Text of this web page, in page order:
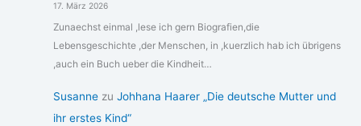
17. März 2026
Zunaechst einmal ,lese ich gern Biografien,die
Lebensgeschichte ,der Menschen, in ,kuerzlich hab ich übrigens
,auch ein Buch ueber die Kindheit…
Susannezu Johhana Haarer „Die deutsche Mutter und
ihr erstes Kind“